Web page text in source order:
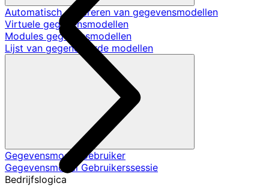
Automatisch genereren van gegevensmodellen
Virtuele gegevensmodellen
Modules gegevensmodellen
Lijst van gegenereerde modellen
Gegevensmodel Gebruiker
Gegevensmodel Gebruikerssessie
Bedrijfslogica